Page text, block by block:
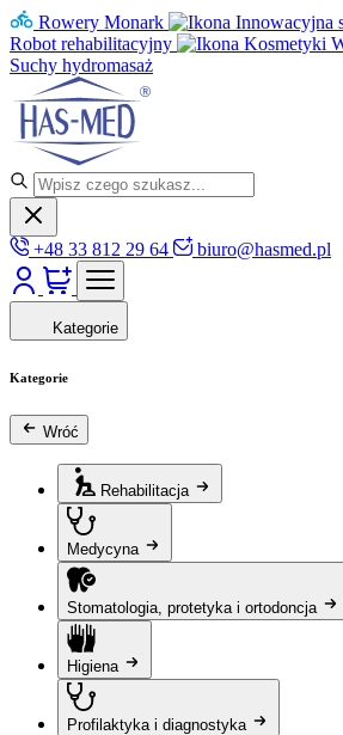
Rowery Monark
Innowacyjna
Robot rehabilitacyjny
Kosmetyki
Suchy hydromasaż
+48 33 812 29 64 biuro@hasmed.pl
Kategorie
Kategorie
Wróć
Rehabilitacja
Medycyna
Stomatologia, protetyka i ortodoncja
Higiena
Profilaktyka i diagnostyka